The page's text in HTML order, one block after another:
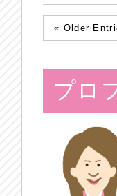
« Older
プロ